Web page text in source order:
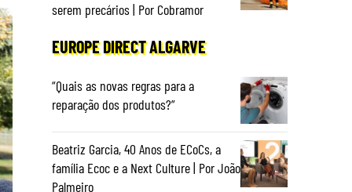
serem precários | Por Cobramor
EUROPE DIRECT ALGARVE
“Quais as novas regras para a
reparação dos produtos?”
Beatriz Garcia, 40 Anos de ECoCs, a
família Ecoc e a Next Culture | Por João
Palmeiro